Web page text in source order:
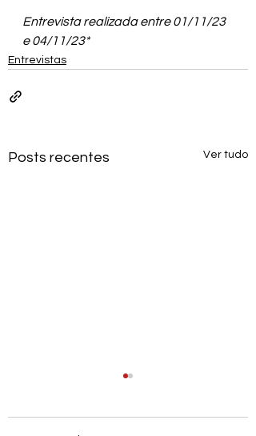
Entrevista realizada entre 01/11/23
e 04/11/23*
Entrevistas
Posts recentes Ver tudo